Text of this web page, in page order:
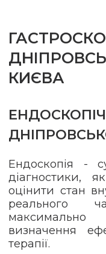
КИЄВА
Ендоскопія -
діагностики,
оцінити стан
реального
визначення
терапії.